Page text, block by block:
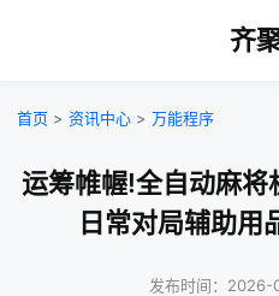
齐
首页 > 资讯中心 > 万能程序
运筹帷幄!全自动麻将
日常对局辅助用
发布时间：